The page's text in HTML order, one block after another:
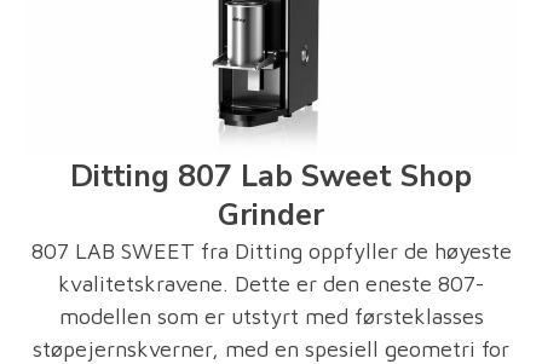
Ditting 807 Lab Sweet Shop
Grinder
807 LAB SWEET fra Ditting oppfyller de høyeste
kvalitetskravene. Dette er den eneste 807-
modellen som er utstyrt med førsteklasses
støpejernskverner, med en spesiell geometri for